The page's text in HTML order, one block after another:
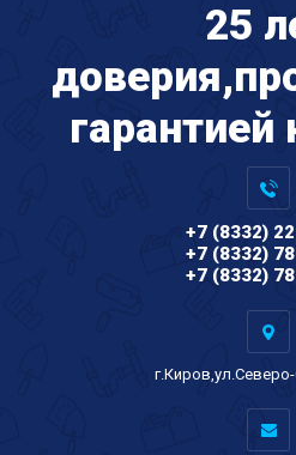
25
гарантией
+7 (8332)
+7 (8332)
+7 (8332)